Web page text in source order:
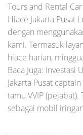
Tours and Rental
Hiace Jakarta Pusat
dengan
kami. Termasuk
hiace harian,
Baca Juga: Investasi
Jakarta Pusat
tamu VVIP
sebagai mobil